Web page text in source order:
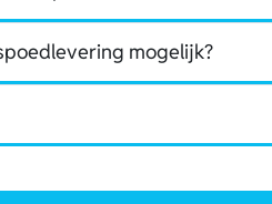
mogelijk?